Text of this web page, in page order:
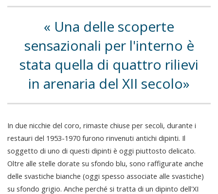
Una delle scoperte
sensazionali per l'interno è
stata quella di quattro rilievi
in arenaria del XII secolo
In due nicchie del coro, rimaste chiuse per secoli, durante i
restauri del 1953-1970 furono rinvenuti antichi dipinti. Il
soggetto di uno di questi dipinti è oggi piuttosto delicato.
Oltre alle stelle dorate su sfondo blu, sono raffigurate anche
delle svastiche bianche (oggi spesso associate alle svastiche)
su sfondo grigio. Anche perché si tratta di un dipinto dell'XI